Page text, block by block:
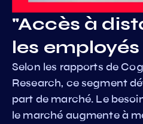
"Accès à
les employés
Selon les rapports de
Research, ce segment
part de marché. Le
le marché augmente à